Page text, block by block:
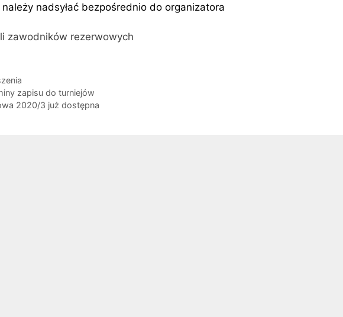
należy nadsyłać bezpośrednio do organizatora
zawodników rezerwowych
zapisu do turniejów
2020/3 już dostępna